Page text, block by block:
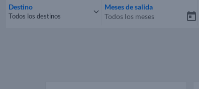
Destino
Todos los destinos
Meses de salida